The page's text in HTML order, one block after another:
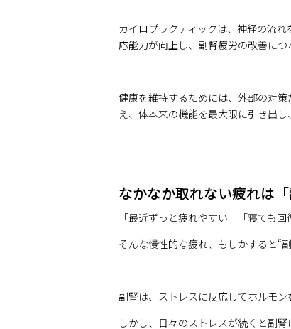
カイロプラクティックは、神経の流
応能力が向上し、副腎疲労の改善につ
健康を維持するためには、外部の対
え、体本来の機能を最大限に引き出
なかなか取れない疲れは
「最近ずっと疲れやすい」「寝ても
そんな慢性的な疲れ、もしかすると“
副腎は、ストレスに反応してホルモ
しかし、日々のストレスが続くと副